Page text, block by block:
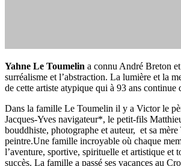
Yahne Le Toumelin a connu André Breton
surréalisme et l’abstraction. La lumière et la
de cette artiste atypique qui à 93 ans continue
Dans la famille Le Toumelin il y a Victor le
Jacques-Yves navigateur*, le petit-fils
bouddhiste, photographe et auteur, et sa mère
peintre.Une famille incroyable où chaque
l’aventure, sportive, spirituelle et artistique et
succès. La famille a passé ses vacances au